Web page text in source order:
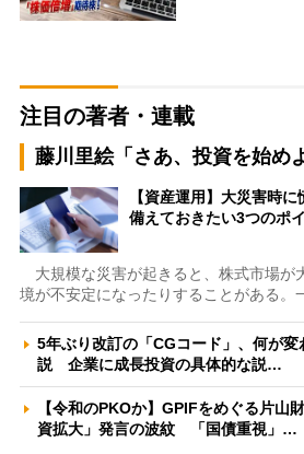
注目の著者・連載
藤川里絵「さあ、投資を始め
【資産運用】大災害時
備えておきたい3つのポ
大規模な災害が起きると、株式市場が
境が不安定になったりすることがある。
5年ぶり改訂の「CGコード」、何が
説 企業に成長投資の具体的な説…
【令和のPKOか】GPIFをめぐる片山
資拡大」発言の波紋 「国債重視」…